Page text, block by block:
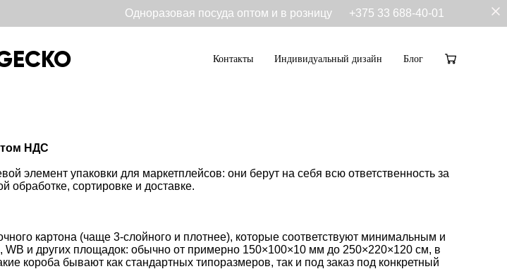
Одноразовая посуда оптом и в розницу +375 33 688-40-01
Контакты Индивидуальный дизайн Блог
НДС
элемент упаковки для маркетплейсов: они берут на себя всю ответственность за
обработке, сортировке и доставке.
картона (чаще 3‑слойного и плотнее), которые соответствуют минимальным и
и других площадок: обычно от примерно 150×100×10 мм до 250×220×120 см, в
короба бывают как стандартных типоразмеров, так и под заказ под конкретный